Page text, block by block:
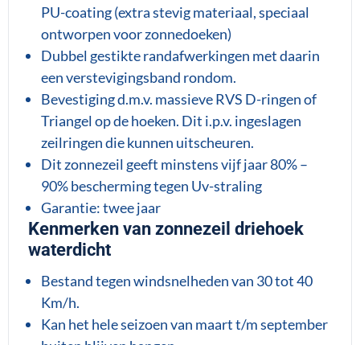
PU-coating (extra stevig materiaal, speciaal
ontworpen voor zonnedoeken)
Dubbel gestikte randafwerkingen met daarin
een verstevigingsband rondom.
Bevestiging d.m.v. massieve RVS D-ringen of
Triangel op de hoeken. Dit i.p.v. ingeslagen
zeilringen die kunnen uitscheuren.
Dit zonnezeil geeft minstens vijf jaar 80% –
90% bescherming tegen Uv-straling
Garantie: twee jaar
Kenmerken van zonnezeil driehoek
waterdicht
Bestand tegen windsnelheden van 30 tot 40
Km/h.
Kan het hele seizoen van maart t/m september